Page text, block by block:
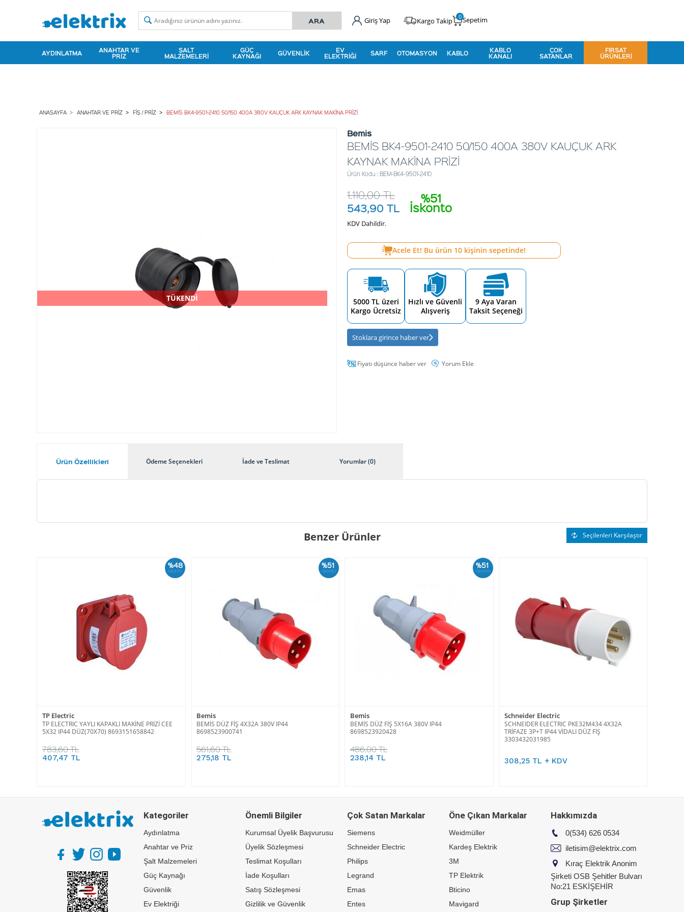
Giriş Yap Kargo Takip Sepetim
0
AYDINLATMA ANAHTAR VE
PRIZ
ŞALT
MALZEMELERI
GÜÇ
KAYNAĞI GÜVENLIK EV
ELEKTRIĞI SARF OTOMASYON KABLO KABLO
KANALI
ÇOK
SATANLAR
FIRSAT
ÜRÜNLERI
ANASAYFA ANAHTAR VE PRIZ FIŞ / PRIZ BEMİS BK4-9501-2410 50/150 400A 380V KAUÇUK ARK KAYNAK MAKİNA PRİZİ
TÜKENDİ
Bemis
BEMİS BK4-9501-2410 50/150 400A 380V KAUÇUK ARK
KAYNAK MAKİNA PRİZİ
Ürün Kodu : BEM-BK4-9501-2410
%51
İskonto
1.110,00TL
543,90 TL
KDV Dahildir.
Acele Et! Bu ürün 10kişinin sepetinde!
5000 TL üzeri
Kargo Ücretsiz
Hızlı ve Güvenli
Alışveriş
9 Aya Varan
Taksit Seçeneği
Stoklara girince haber ver
Fiyatı düşünce haber ver Yorum Ekle
Ürün Özellikleri Ödeme Seçenekleri İade ve Teslimat Yorumlar (0)
Benzer Ürünler Seçilenleri Karşılaştır
%48
İskonto
TP Electric
TP ELECTRIC YAYLI KAPAKLI MAKİNE PRİZİ CEE
5X32 IP44 DÜZ(70X70) 8693151658842
783,60 TL
407,47 TL
%51
İskonto
Bemis
BEMİS DÜZ FİŞ 4X32A 380V IP44
8698523900741
561,60 TL
275,18 TL
%51
İskonto
Bemis
BEMİS DÜZ FİŞ 5X16A 380V IP44
8698523920428
486,00 TL
238,14 TL
Schneider Electric
SCHNEIDER ELECTRIC PKE32M434 4X32A
TRİFAZE 3P+T IP44 VİDALI DÜZ FİŞ
3303432031985
308,25 TL + KDV
Kategoriler
Aydınlatma
Anahtar ve Priz
Şalt Malzemeleri
Güç Kaynağı
Güvenlik
Ev Elektriği
Önemli Bilgiler
Kurumsal Üyelik Başvurusu
Üyelik Sözleşmesi
Teslimat Koşulları
İade Koşulları
Satış Sözleşmesi
Gizlilik ve Güvenlik
Çok Satan Markalar
Siemens
Schneider Electric
Philips
Legrand
Emas
Entes
Öne Çıkan Markalar
Weidmüller
Kardeş Elektrik
3M
TP Elektrik
Bticino
Mavigard
Hakkımızda
0(534) 626 0534
iletisim@elektrix.com
Kıraç Elektrik Anonim
Şirketi OSB Şehitler Bulvarı
No:21 ESKİŞEHİR
Grup Şirketler